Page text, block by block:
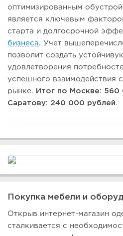
оптимизированным
является ключевым
старта и долгосрочной
бизнеса. Учет
позволит создать
удовлетворения
успешного взаимодействия
рынке.
Итог по Москве: 560
Саратову: 240 000 рублей.
Покупка мебели и
Открыв интернет-магазин
сталкивается с